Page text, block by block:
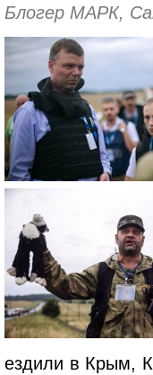
Блогер МАРК,
ездили в Крым,